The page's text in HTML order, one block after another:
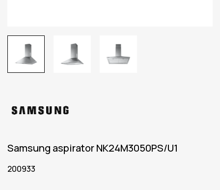
Samsung aspirator NK24M3050PS/U1
200933